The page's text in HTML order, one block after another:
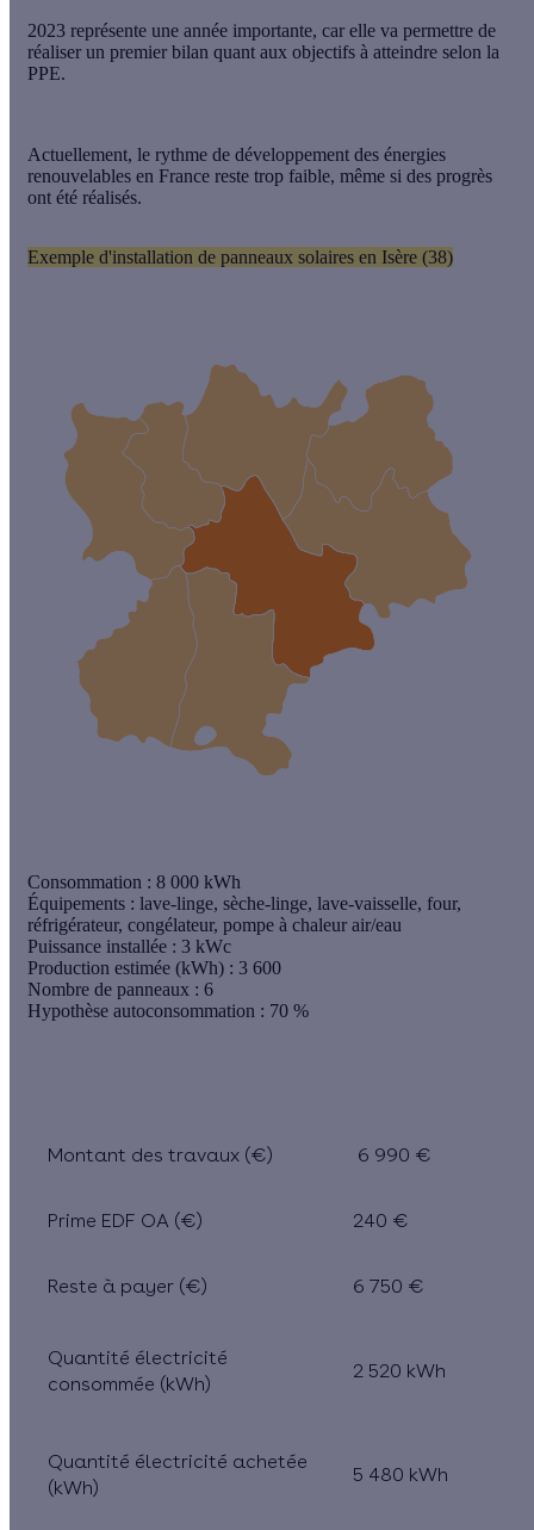
2023 représente une année importante, car elle va permettre de
réaliser un premier bilan quant aux objectifs à atteindre selon la
PPE.
Actuellement, le rythme de développement des énergies
renouvelables en France reste trop faible, même si des progrès
ont été réalisés.
Exemple d'installation de panneaux solaires en Isère (38)
Consommation : 8 000 kWh
Équipements : lave-linge, sèche-linge, lave-vaisselle, four,
réfrigérateur, congélateur, pompe à chaleur air/eau
Puissance installée : 3 kWc
Production estimée (kWh) : 3 600
Nombre de panneaux : 6
Hypothèse autoconsommation : 70 %
Montant des travaux (€) 6 990 €
Prime EDF OA (€) 240 €
Reste à payer (€) 6 750 €
Quantité électricité
consommée (kWh)
2 520 kWh
Quantité électricité achetée
(kWh)
5 480 kWh